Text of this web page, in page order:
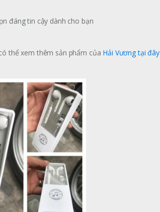
đáng tin cậy dành cho bạn
thể xem thêm sản phẩm của Hải Vương tại đây